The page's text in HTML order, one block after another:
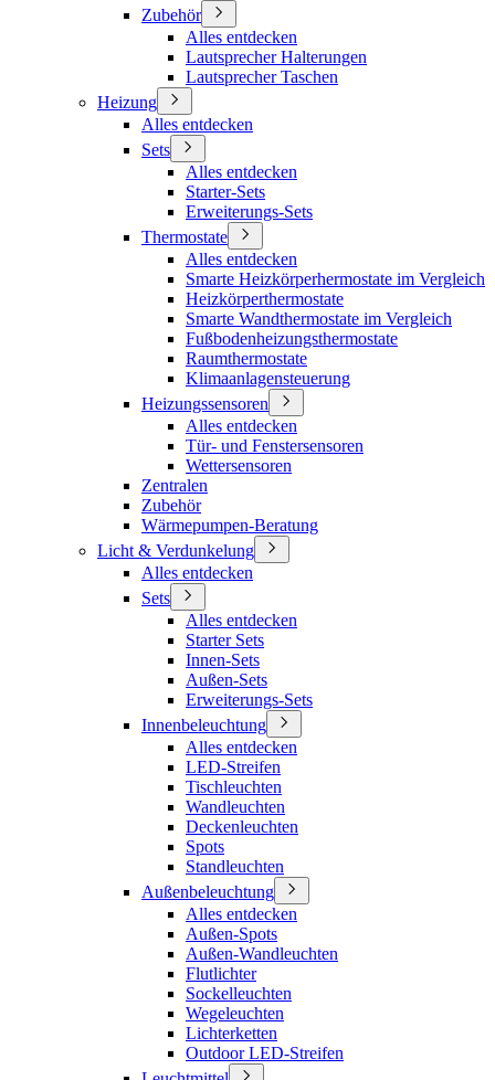
Zubehör
Alles entdecken
Lautsprecher Halterungen
Lautsprecher Taschen
Heizung
Alles entdecken
Sets
Alles entdecken
Starter-Sets
Erweiterungs-Sets
Thermostate
Alles entdecken
Smarte Heizkörperhermostate im Vergleich
Heizkörperthermostate
Smarte Wandthermostate im Vergleich
Fußbodenheizungsthermostate
Raumthermostate
Klimaanlagensteuerung
Heizungssensoren
Alles entdecken
Tür- und Fenstersensoren
Wettersensoren
Zentralen
Zubehör
Wärmepumpen-Beratung
Licht & Verdunkelung
Alles entdecken
Sets
Alles entdecken
Starter Sets
Innen-Sets
Außen-Sets
Erweiterungs-Sets
Innenbeleuchtung
Alles entdecken
LED-Streifen
Tischleuchten
Wandleuchten
Deckenleuchten
Spots
Standleuchten
Außenbeleuchtung
Alles entdecken
Außen-Spots
Außen-Wandleuchten
Flutlichter
Sockelleuchten
Wegeleuchten
Lichterketten
Outdoor LED-Streifen